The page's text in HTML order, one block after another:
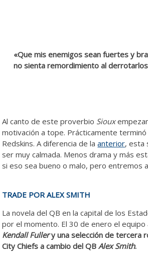
«Que mis enemigos sean fuertes y
no sienta remordimiento al
Al canto de este proverbio Sioux
motivación a tope. Prácticamente
Redskins. A diferencia de laanterior, esta
ser muy calmada. Menos drama y más
si eso sea bueno o malo, pero entremos
TRADE POR ALEX SMITH
La novela del QB en la capital de los
por el momento. El 30 de enero el equipo
Kendall Fullery una selección de tercera
City Chiefs a cambio del QB Alex Smith.